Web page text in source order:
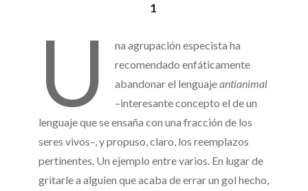
1
U
na agrupación especista ha
recomendado enfáticamente
abandonar el lenguajeantianimal
–interesante concepto el de un
lenguaje que se ensaña con una fracción de los
seres vivos–, y propuso, claro, los reemplazos
pertinentes. Un ejemplo entre varios. En lugar de
gritarle a alguien que acaba de errar un gol hecho,